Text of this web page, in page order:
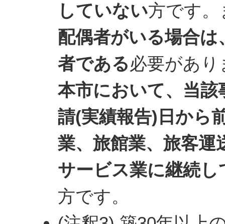
していない方です。
配偶者がいる場合は
者である必要があり
本市において、当該
請(実績報告)日から
業、旅館業、旅客運
サービス業に継続
方です。